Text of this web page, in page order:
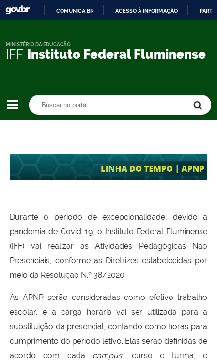
CONTEÚDO
COMUNICA BR ACESSO À INFORMAÇÃO
IFF Instituto Federal Fluminense
MINISTÉRIO DA EDUCAÇÃO
Durante o período de excepcionalidade, devido à
pandemia de Covid-19, o Instituto Federal Fluminense
(IFF) vai realizar as Atividades Pedagógicas Não
Presenciais, conforme as Diretrizes estabelecidas por
meio da Resolução N.º 38/2020.
As APNP serão consideradas como efetivo trabalho
escolar, e a carga horária vai ser utilizada para a
substituição da presencial, contando como horas para
cumprimento do período letivo. Elas serão definidas de
acordo com cada campus, curso e turma, e